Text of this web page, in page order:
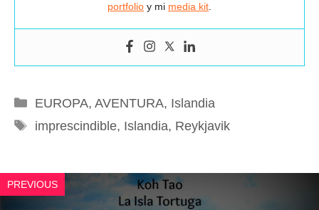
portfolio y mi media kit
Categorías
EUROPA, AVENTURA, Islandia
Etiquetas
imprescindible, Islandia, Reykjavik
PREVIOUS